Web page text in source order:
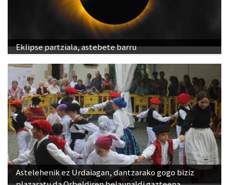
Eklipse partziala, astebete barru
Astelehenik ez Urdaiagan, dantzarako gogo biziz